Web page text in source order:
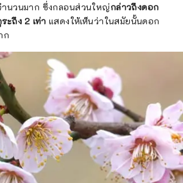
ำนวนมาก ซึ่งกลอนส่วนใหญ่กล่าวถึงดอก
ะถึง 2 เท่า แสดงให้เห็นว่าในสมัยนั้นดอก
ก